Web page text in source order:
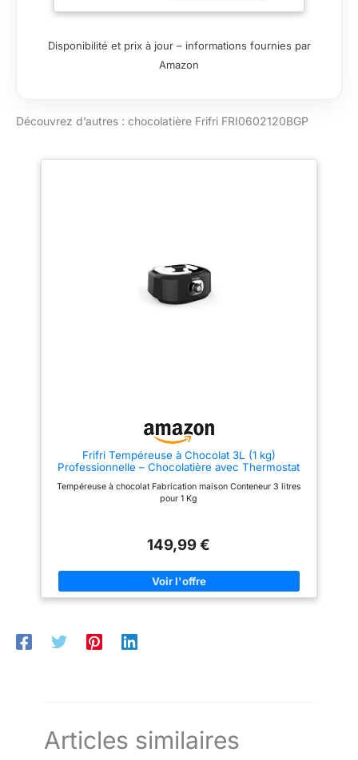
Rapide –
Chocolat pour
Pâtisserie,
Disponibilité et prix à jour – informations fournies par
Amazon
Découvrez d’autres : chocolatière Frifri FRI0602120BGP
Frifri Tempéreuse à Chocolat 3L (1 kg)
Professionnelle – Chocolatière avec Thermostat
Machine Chocolat pour Fondue, Pâtisserie,
Dessert – Noir
Tempéreuse à chocolat Fabrication maison Conteneur 3 litres
pour 1 Kg
149,99 €
Articles similaires